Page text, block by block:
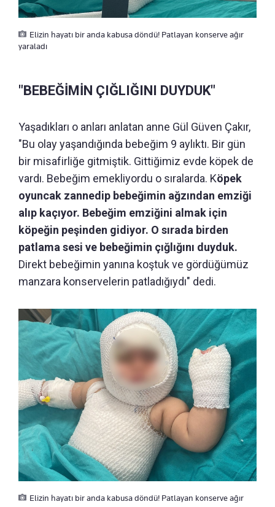
Elizin hayatı bir anda kabusa döndü! Patlayan konserve ağır
yaraladı
"BEBEĞİMİN ÇIĞLIĞINI DUYDUK"
Yaşadıkları o anları anlatan anne Gül Güven Çakır,
"Bu olay yaşandığında bebeğim 9 aylıktı. Bir gün
bir misafirliğe gitmiştik. Gittiğimiz evde köpek de
vardı. Bebeğim emekliyordu o sıralarda. Köpek
oyuncak zannedip bebeğimin ağzından emziği
alıp kaçıyor. Bebeğim emziğini almak için
köpeğin peşinden gidiyor. O sırada birden
patlama sesi ve bebeğimin çığlığını duyduk.
Direkt bebeğimin yanına koştuk ve gördüğümüz
manzara konservelerin patladığıydı" dedi.
Elizin hayatı bir anda kabusa döndü! Patlayan konserve ağır